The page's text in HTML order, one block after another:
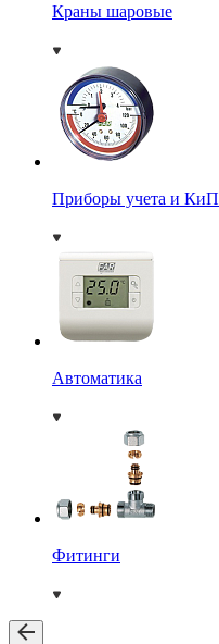
Краны шаровые
Приборы учета и КиП
Автоматика
Фитинги